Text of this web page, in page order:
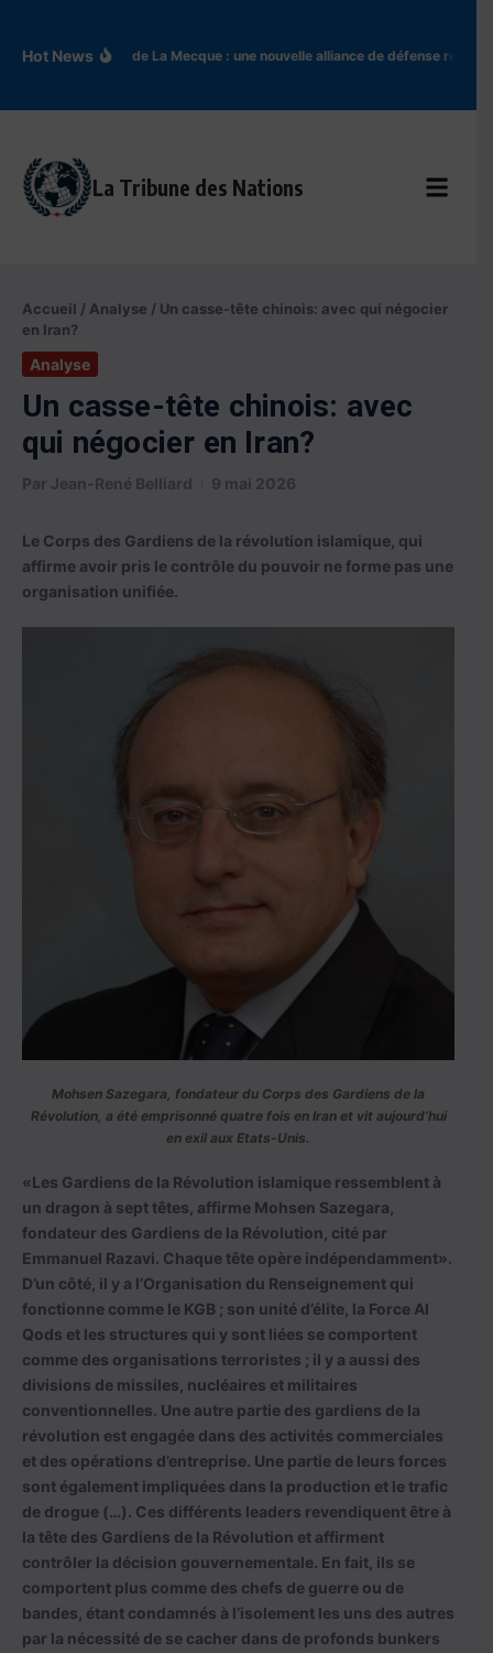
Hot NewsAccord de La Mecque : une nouvelle alliance de défense
La Tribune des Nations
Accueil / Analyse / Un casse-tête chinois: avec qui négocier
en Iran?
Analyse
Un casse-tête chinois: avec
qui négocier en Iran?
Par Jean-René Belliard 9 mai 2026
Le Corps des Gardiens de la révolution islamique, qui
affirme avoir pris le contrôle du pouvoir ne forme pas une
organisation unifiée.
Mohsen Sazegara, fondateur du Corps des Gardiens de la
Révolution, a été emprisonné quatre fois en Iran et vit aujourd’hui
en exil aux Etats-Unis.
«Les Gardiens de la Révolution islamique ressemblent à
un dragon à sept têtes, affirme Mohsen Sazegara,
fondateur des Gardiens de la Révolution, cité par
Emmanuel Razavi. Chaque tête opère indépendamment».
D’un côté, il y a l’Organisation du Renseignement qui
fonctionne comme le KGB ; son unité d’élite, la Force Al
Qods et les structures qui y sont liées se comportent
comme des organisations terroristes ; il y a aussi des
divisions de missiles, nucléaires et militaires
conventionnelles. Une autre partie des gardiens de la
révolution est engagée dans des activités commerciales
et des opérations d’entreprise. Une partie de leurs forces
sont également impliquées dans la production et le trafic
de drogue (…). Ces différents leaders revendiquent être à
la tête des Gardiens de la Révolution et affirment
contrôler la décision gouvernementale. En fait, ils se
comportent plus comme des chefs de guerre ou de
bandes, étant condamnés à l’isolement les uns des autres
par la nécessité de se cacher dans de profonds bunkers